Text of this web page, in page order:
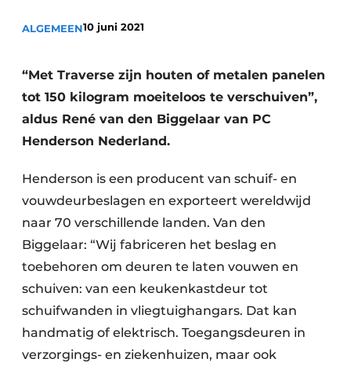
Video’s
ALGEMEEN10 juni 2021
“Met Traverse zijn houten of metalen panelen
tot 150 kilogram moeiteloos te verschuiven”,
aldus René van den Biggelaar van PC
Henderson Nederland.
Henderson is een producent van schuif- en
vouwdeurbeslagen en exporteert wereldwijd
naar 70 verschillende landen. Van den
Biggelaar: “Wij fabriceren het beslag en
toebehoren om deuren te laten vouwen en
schuiven: van een keukenkastdeur tot
schuifwanden in vliegtuighangars. Dat kan
handmatig of elektrisch. Toegangsdeuren in
verzorgings- en ziekenhuizen, maar ook